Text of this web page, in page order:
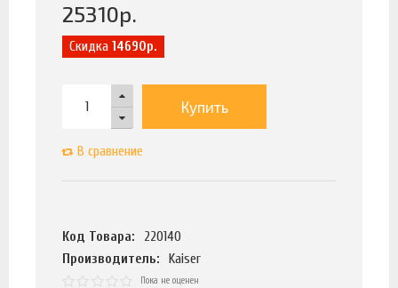
25310р.
Скидка 14690р.
Купить
В сравнение
Код Товара:
220140
Производитель:
Kaiser
Пока не оценен